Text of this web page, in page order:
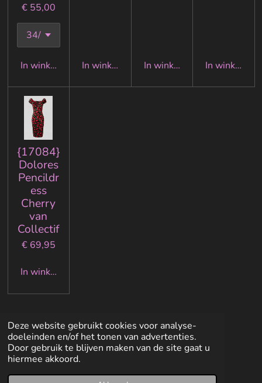
Deze website gebruikt cookies voor analyse-
doeleinden en/of het tonen van advertenties.
Door gebruik te blijven maken van de site gaat u
hiermee akkoord.
€ 55,00
In winkelwagenIn winkelwagenIn winkelwagenIn
{17084}
Dolores
Pencildr
ess
Cherry
van
Collectif
€ 69,95
In winkelwagen